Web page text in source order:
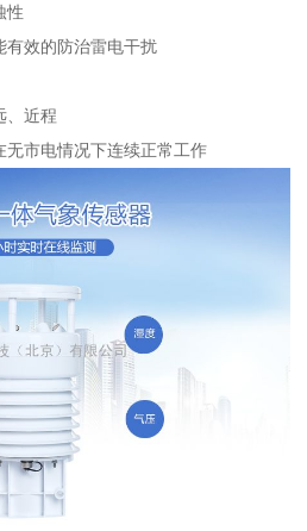
性
有效的防治雷电干扰
、近程
市电情况下连续正常工作